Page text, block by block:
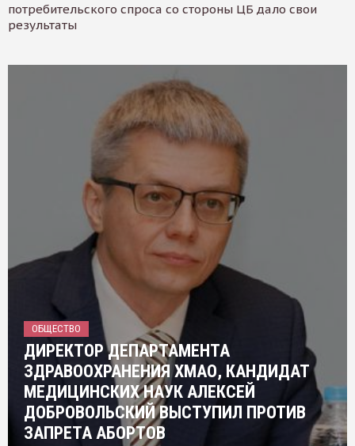
потребительского спроса со стороны ЦБ дало свои
результаты
ОБЩЕСТВО
ДИРЕКТОР ДЕПАРТАМЕНТА
ЗДРАВООХРАНЕНИЯ ХМАО, КАНДИДАТ
МЕДИЦИНСКИХ НАУК АЛЕКСЕЙ
ДОБРОВОЛЬСКИЙ ВЫСТУПИЛ ПРОТИВ
ЗАПРЕТА АБОРТОВ